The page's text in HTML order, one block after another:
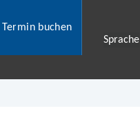
Termin buchen
Sprache